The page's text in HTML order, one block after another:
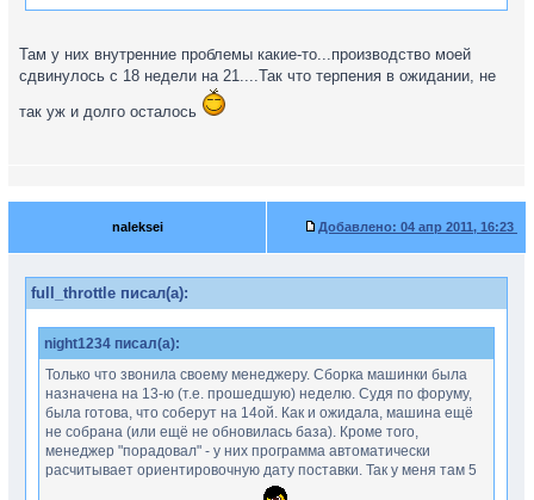
Там у них внутренние проблемы какие-то...производство моей
сдвинулось с 18 недели на 21....Так что терпения в ожидании, не
так уж и долго осталось
naleksei Добавлено: 04 апр 2011, 16:23
full_throttle писал(а):
night1234 писал(а):
Только что звонила своему менеджеру. Сборка машинки была
назначена на 13-ю (т.е. прошедшую) неделю. Судя по форуму,
была готова, что соберут на 14ой. Как и ожидала, машина ещё
не собрана (или ещё не обновилась база). Кроме того,
менеджер "порадовал" - у них программа автоматически
расчитывает ориентировочную дату поставки. Так у меня там 5